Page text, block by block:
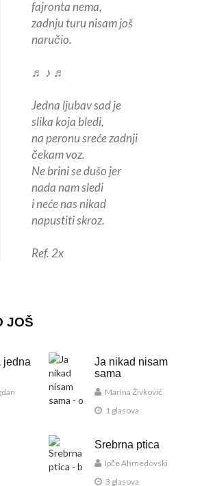
fajronta nema,
zadnju turu nisam još
naručio.
♬ ♪ ♬
Jedna ljubav sad je
slika koja bledi,
na peronu sreće zadnji
čekam voz.
Ne brini se dušo jer
nada nam sledi
i neće nas nikad
napustiti skroz.
Ref. 2x
JOŠ
jedna
Ja nikad nisam
sama
Marina Živković
1 glasova
Srebrna ptica
Ipče Ahmedovski
3 glasova